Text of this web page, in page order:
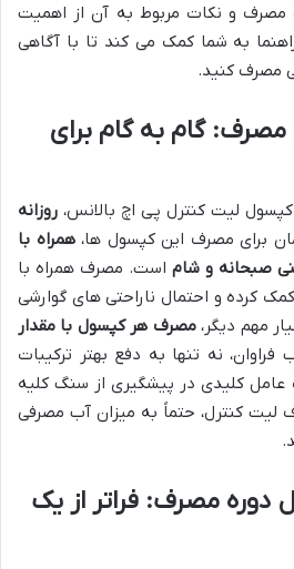
مصرف و نکات مربوط به آن از اهمیت
به شما کمک می کند تا با آگاهی
مصرف کنید.
گام به گام برای
لیت کنترل پی اچ بالانس، روزانه
برای مصرف این کپسول ها،همراه با
صبحانه و شام است. مصرف همراه با
کرده و احتمال ناراحتی های گوارشی
مهم دیگر،مصرف هر کپسول با مقدار
نه تنها به دفع بهتر ترکیبات
کلیدی در پیشگیری از سنگ کلیه
لیت کنترل، حتماً به میزان آب مصرفی
دوره مصرف: فراتر از یک